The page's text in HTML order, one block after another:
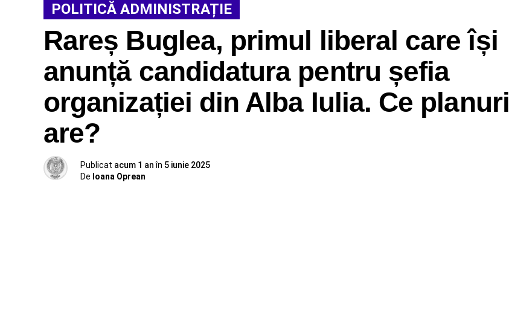
POLITICĂ ADMINISTRAȚIE
Rareș Buglea, primul liberal care își
anunță candidatura pentru șefia
organizației din Alba Iulia. Ce planuri
are?
Publicat acum 1 an în 5 iunie 2025
De Ioana Oprean